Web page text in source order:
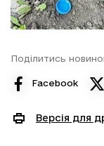
Поділитись
Facebook
Версія для